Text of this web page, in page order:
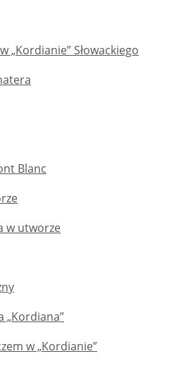
Słowackiego
Blanc
w utworze
„Kordiana”
w „Kordianie”